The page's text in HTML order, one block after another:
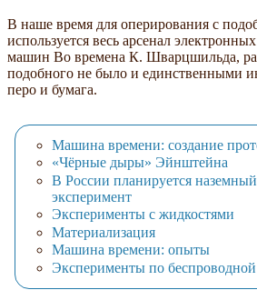
В наше время для оперирования с
используется весь арсенал
машин Во времена К. Шварцшильда,
подобного не было и единственными
перо и бумага.
Машина времени: создание
«Чёрные дыры» Эйнштейна
В России планируется
эксперимент
Эксперименты с жидкостями
Материализация
Машина времени: опыты
Эксперименты по беспроводной